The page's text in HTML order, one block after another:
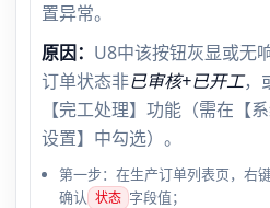
置异常。
原因： U8中该按钮灰显或无
订单状态非已审核+已开工，
【完工处理】功能（需在【
设置】中勾选）。
第一步：在生产订单列表页，右
确认 状态 字段值；